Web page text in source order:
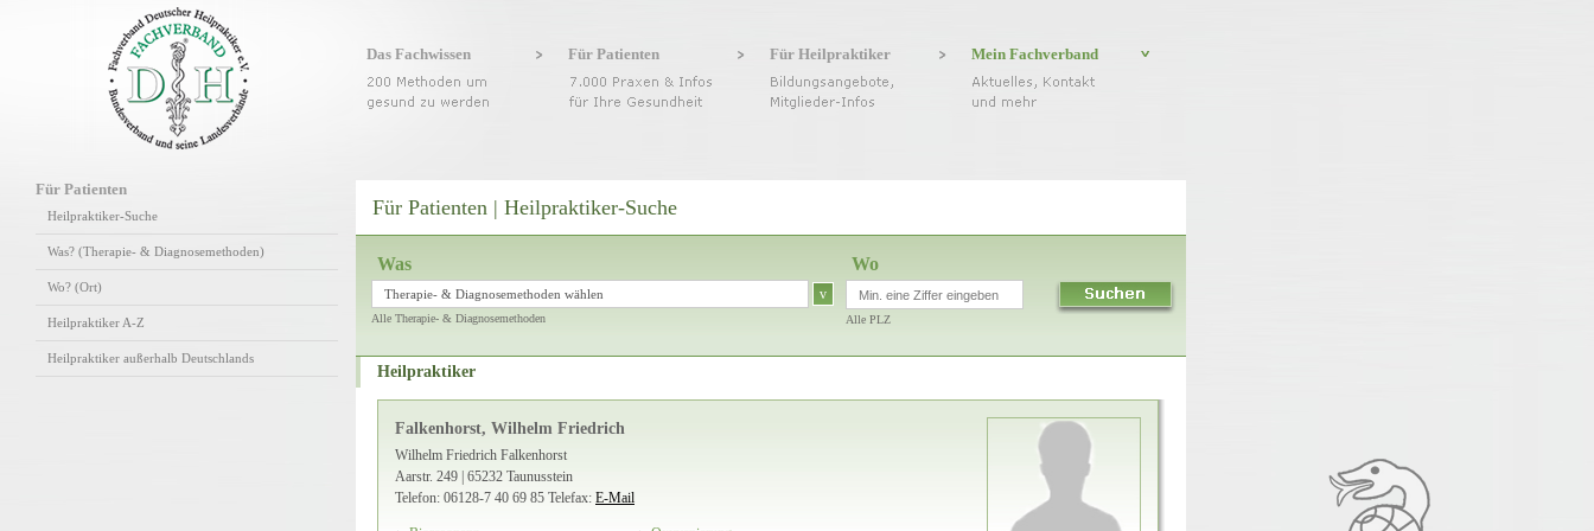
Das Fachwissen Für Patienten Für Heilpraktiker Mein Fachverband
Für Patienten
Heilpraktiker-Suche
Was? (Therapie- & Diagnosemethoden)
Wo? (Ort)
Heilpraktiker A-Z
Heilpraktiker außerhalb Deutschlands
Für Patienten | Heilpraktiker-Suche
Was
Therapie- & Diagnosemethoden wählen v
Alle Therapie- & Diagnosemethoden
Wo
Alle PLZ
Heilpraktiker
Falkenhorst, Wilhelm Friedrich
Wilhelm Friedrich Falkenhorst
Aarstr. 249 | 65232 Taunusstein
Telefon: 06128-7 40 69 85 Telefax: E-Mail